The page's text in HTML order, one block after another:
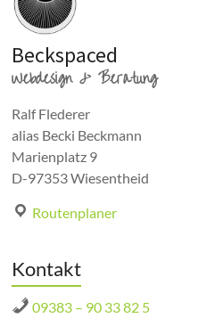
Beckspaced
Webdesign & Beratung
Ralf Flederer
alias Becki Beckmann
Marienplatz 9
D-97353 Wiesentheid
Routenplaner
Kontakt
09383 – 90 33 82 5